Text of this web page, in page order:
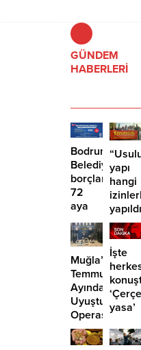
tespit etmesi şartına bağlanıyor.
GÜNDEM
HABERLERİ
Bodrum
borçlara
72
aya
kadar
taksit
yapı
hangi
Muğla’da
Temmuz
Ayında
Uyuşturucu
Operasyonu:
29
Tutuklama
İşte
yasa’
teklifi